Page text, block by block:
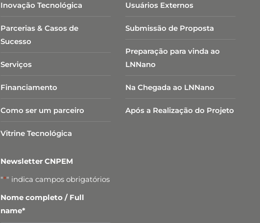
Inovação Tecnológica
Parcerias & Casos de
Sucesso
Serviços
Financiamento
Como ser um parceiro
Vitrine Tecnológica
Usuários Externos
Submissão de Proposta
Preparação para vinda ao
LNNano
Na Chegada ao LNNano
Após a Realização do Projeto
Newsletter CNPEM
"*" indica campos obrigatórios
Nome completo / Full
name*